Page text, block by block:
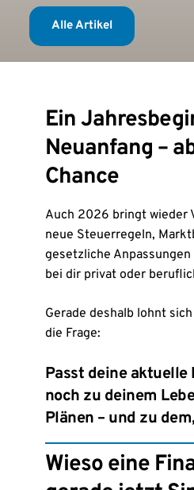
Alle Artikel
Ein
Neuanfang –
Chance
Auch 2026 bringt wieder
neue Steuerregeln,
gesetzliche
bei dir privat oder
Gerade deshalb lohnt
die Frage:
Passt deine
noch zu deinem
Plänen – und zu
Wieso eine